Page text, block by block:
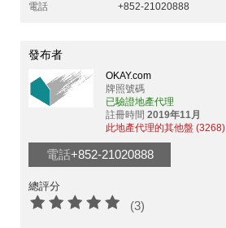
電話
+852-21020888
發布者
OKAY.com
牌照號碼
已驗證地產代理
註冊時間 2019年11月
此地產代理的其他盤 (3268)
電話+852-21020888
總評分
(3)